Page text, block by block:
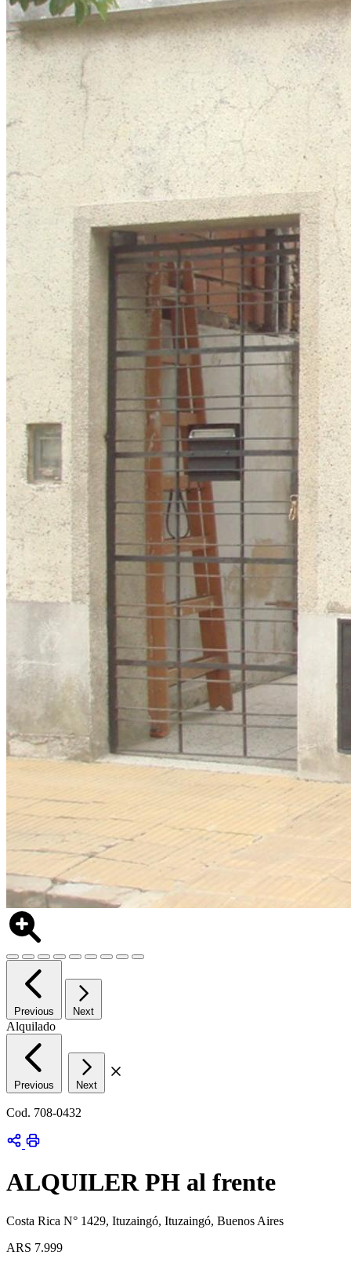
Previous Next
Alquilado
Previous Next
Cod. 708-0432
ALQUILER PH al frente
Costa Rica N° 1429, Ituzaingó, Ituzaingó, Buenos Aires
ARS 7.999